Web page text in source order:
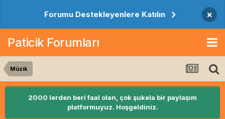
Forumu Destekleyenlere Katılın ×
Paticik Forumları
Müzik
2000 lerden beri faal olan, çok şukela bir paylaşım
platformuyuz. Hoşgeldiniz.